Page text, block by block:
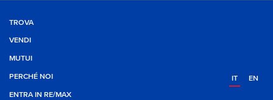
TROVA
VENDI
MUTUI
PERCHÉ NOI
ENTRA IN RE/MAX
IT EN